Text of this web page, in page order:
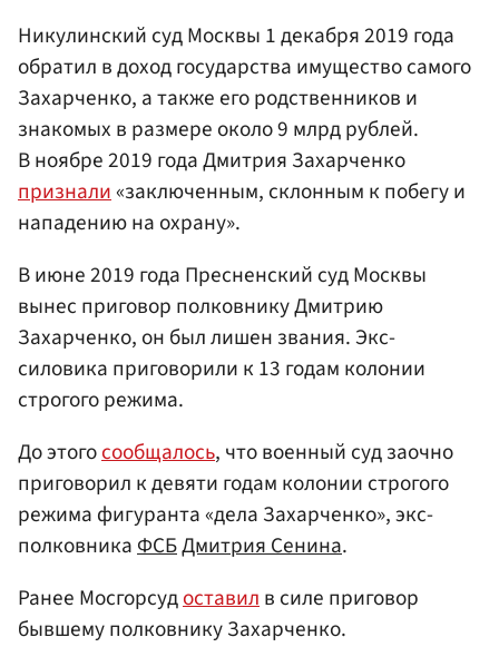
Никулинский суд Москвы 1 декабря 2019 года
обратил в доход государства имущество самого
Захарченко, а также его родственников и
знакомых в размере около 9 млрд рублей.
В ноябре 2019 года Дмитрия Захарченко
признали«заключенным, склонным к побегу и
нападению на охрану».
В июне 2019 года Пресненский суд Москвы
вынес приговор полковнику Дмитрию
Захарченко, он был лишен звания. Экс-
силовика приговорили к 13 годам колонии
строгого режима.
До этогосообщалось, что военный суд заочно
приговорил к девяти годам колонии строгого
режима фигуранта «дела Захарченко», экс-
полковникаФСБДмитрия Сенина.
Ранее Мосгорсудоставилв силе приговор
бывшему полковнику Захарченко.